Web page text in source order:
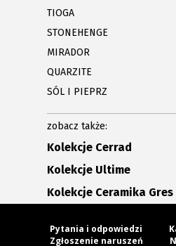
TIOGA
STONEHENGE
MIRADOR
QUARZITE
SÓL I PIEPRZ
zobacz także:
Kolekcje Cerrad
Kolekcje Ultime
Kolekcje Ceramika Gres
Pytania i odpowiedzi
Zgłoszenie naruszeń